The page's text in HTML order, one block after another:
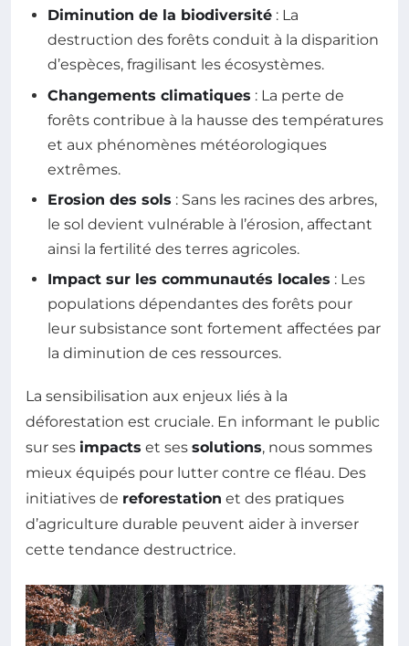
Diminution de la biodiversité : La
destruction des forêts conduit à la disparition
d’espèces, fragilisant les écosystèmes.
Changements climatiques : La perte de
forêts contribue à la hausse des températures
et aux phénomènes météorologiques
extrêmes.
Erosion des sols : Sans les racines des arbres,
le sol devient vulnérable à l’érosion, affectant
ainsi la fertilité des terres agricoles.
Impact sur les communautés locales : Les
populations dépendantes des forêts pour
leur subsistance sont fortement affectées par
la diminution de ces ressources.
La sensibilisation aux enjeux liés à la
déforestation est cruciale. En informant le public
sur ses impacts et ses solutions, nous sommes
mieux équipés pour lutter contre ce fléau. Des
initiatives de reforestation et des pratiques
d’agriculture durable peuvent aider à inverser
cette tendance destructrice.